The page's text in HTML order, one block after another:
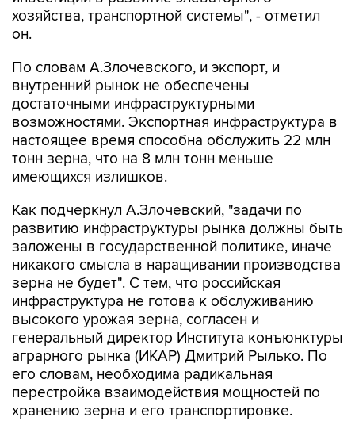
хозяйства, транспортной системы", - отметил
он.
По словам А.Злочевского, и экспорт, и
внутренний рынок не обеспечены
достаточными инфраструктурными
возможностями. Экспортная инфраструктура в
настоящее время способна обслужить 22 млн
тонн зерна, что на 8 млн тонн меньше
имеющихся излишков.
Как подчеркнул А.Злочевский, "задачи по
развитию инфраструктуры рынка должны быть
заложены в государственной политике, иначе
никакого смысла в наращивании производства
зерна не будет". С тем, что российская
инфраструктура не готова к обслуживанию
высокого урожая зерна, согласен и
генеральный директор Института конъюнктуры
аграрного рынка (ИКАР) Дмитрий Рылько. По
его словам, необходима радикальная
перестройка взаимодействия мощностей по
хранению зерна и его транспортировке.